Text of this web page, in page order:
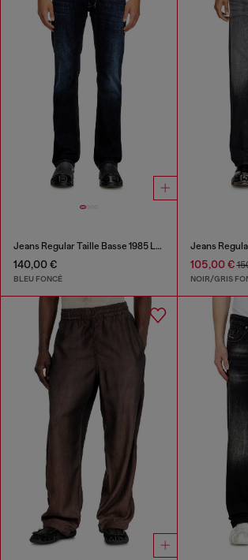
Jeans Regular Taille Basse 1985 Larkee
140,00 €
BLEU FONCÉ
105,00 €
NOIR/GRIS